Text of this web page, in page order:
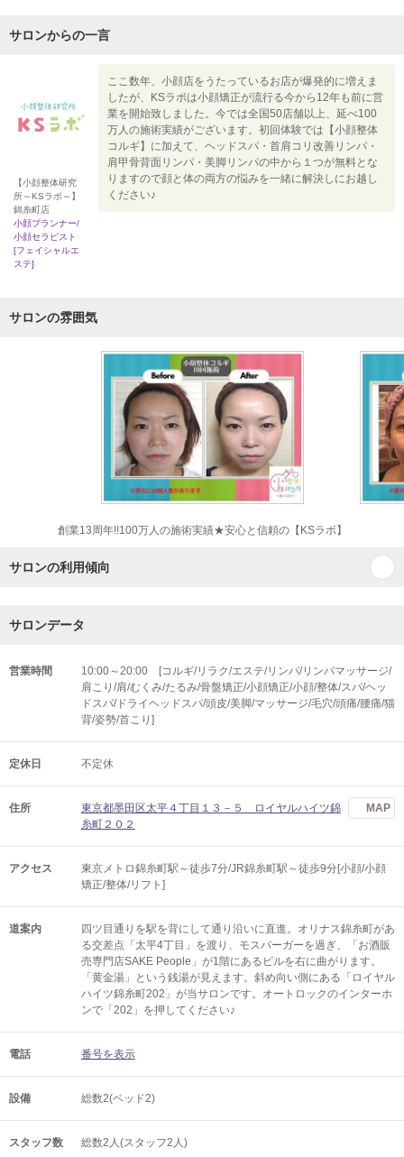
サロンからの一言
【小顔整体研究
所～KSラボ～】
錦糸町店
小顔プランナー/
小顔セラピスト
[フェイシャルエ
ステ]
ここ数年、小顔店をうたっているお店が爆発的に増えま
したが、KSラボは小顔矯正が流行る今から12年も前に営
業を開始致しました。今では全国50店舗以上、延べ100
万人の施術実績がございます。初回体験では【小顔整体
コルギ】に加えて、ヘッドスパ・首肩コリ改善リンパ・
肩甲骨背面リンパ・美脚リンパの中から１つが無料とな
りますので顔と体の両方の悩みを一緒に解決しにお越し
ください♪
サロンの雰囲気
創業13周年!!100万人の施術実績★安心と信頼の【KSラボ】
サロンの利用傾向
サロンデータ
営業時間
10:00～20:00 [コルギ/リラク/エステ/リンパ/リンパマッサージ/
肩こり/肩/むくみ/たるみ/骨盤矯正/小顔矯正/小顔/整体/スパ/ヘッ
ドスパ/ドライヘッドスパ/頭皮/美脚/マッサージ/毛穴/頭痛/腰痛/猫
背/姿勢/首こり]
定休日 不定休
住所
東京都墨田区太平４丁目１３－５ ロイヤルハイツ錦
糸町２０２
MAP
アクセス
東京メトロ錦糸町駅～徒歩7分/JR錦糸町駅～徒歩9分[小顔/小顔
矯正/整体/リフト]
道案内
四ツ目通りを駅を背にして通り沿いに直進。オリナス錦糸町があ
る交差点「太平4丁目」を渡り、モスバーガーを過ぎ、「お酒販
売専門店SAKE People」が1階にあるビルを右に曲がります。
「黄金湯」という銭湯が見えます。斜め向い側にある「ロイヤル
ハイツ錦糸町202」が当サロンです。オートロックのインターホ
ンで「202」を押してください♪
電話 番号を表示
設備 総数2(ベッド2)
スタッフ数 総数2人(スタッフ2人)